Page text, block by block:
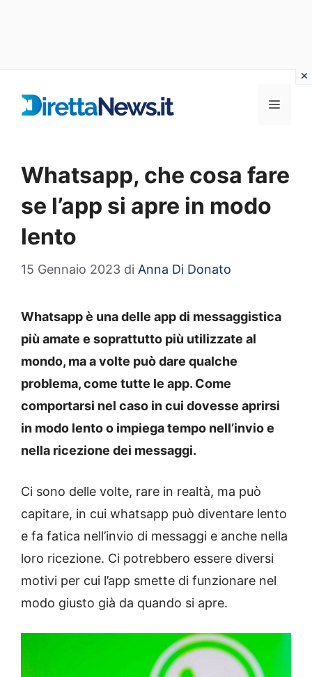
Menu
Whatsapp, che cosa fare
se l’app si apre in modo
lento
15 Gennaio 2023 di Anna Di Donato
Whatsapp è una delle app di messaggistica
più amate e soprattutto più utilizzate al
mondo, ma a volte può dare qualche
problema, come tutte le app. Come
comportarsi nel caso in cui dovesse aprirsi
in modo lento o impiega tempo nell’invio e
nella ricezione dei messaggi.
Ci sono delle volte, rare in realtà, ma può
capitare, in cui whatsapp può diventare lento
e fa fatica nell’invio di messaggi e anche nella
loro ricezione. Ci potrebbero essere diversi
motivi per cui l’app smette di funzionare nel
modo giusto già da quando si apre.